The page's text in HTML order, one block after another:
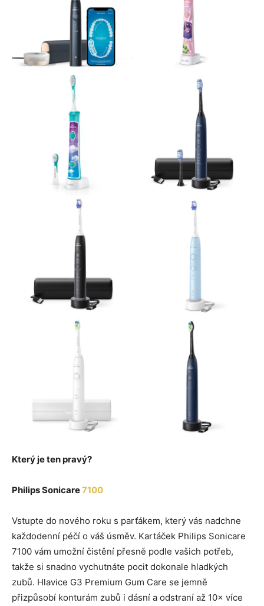
Který je ten pravý?
Philips Sonicare7100
Vstupte do nového roku s parťákem, který vás nadchne
každodenní péčí o váš úsměv. Kartáček Philips Sonicare
7100 vám umožní čistění přesně podle vašich potřeb,
takže si snadno vychutnáte pocit dokonale hladkých
zubů. Hlavice G3 Premium Gum Care se jemně
přizpůsobí konturám zubů i dásní a odstraní až 10× více